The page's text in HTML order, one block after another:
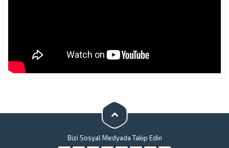
Bizi Sosyal Medyada Takip Edin